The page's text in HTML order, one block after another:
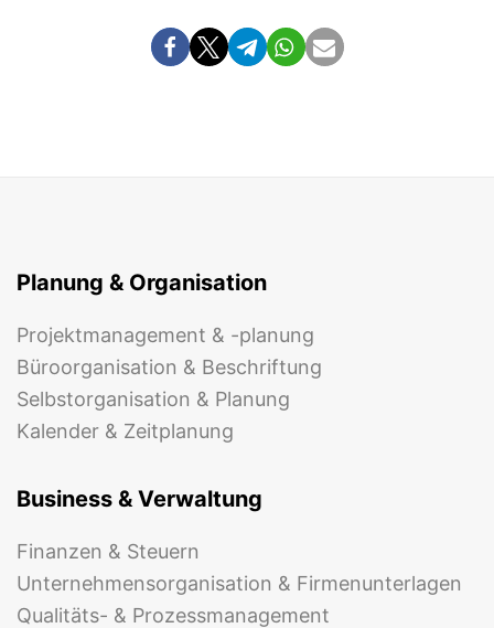
Planung & Organisation
Projektmanagement & -planung
Büroorganisation & Beschriftung
Selbstorganisation & Planung
Kalender & Zeitplanung
Business & Verwaltung
Finanzen & Steuern
Unternehmensorganisation & Firmenunterlagen
Qualitäts- & Prozessmanagement